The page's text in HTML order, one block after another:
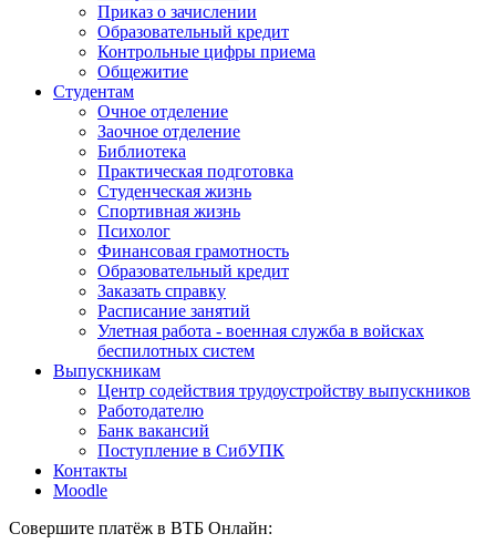
Приказ о зачислении
Образовательный кредит
Контрольные цифры приема
Общежитие
Студентам
Очное отделение
Заочное отделение
Библиотека
Практическая подготовка
Студенческая жизнь
Спортивная жизнь
Психолог
Финансовая грамотность
Образовательный кредит
Заказать справку
Расписание занятий
Улетная работа - военная служба в войсках
беспилотных систем
Выпускникам
Центр содействия трудоустройству выпускников
Работодателю
Банк вакансий
Поступление в СибУПК
Контакты
Moodle
Совершите платёж в ВТБ Онлайн: